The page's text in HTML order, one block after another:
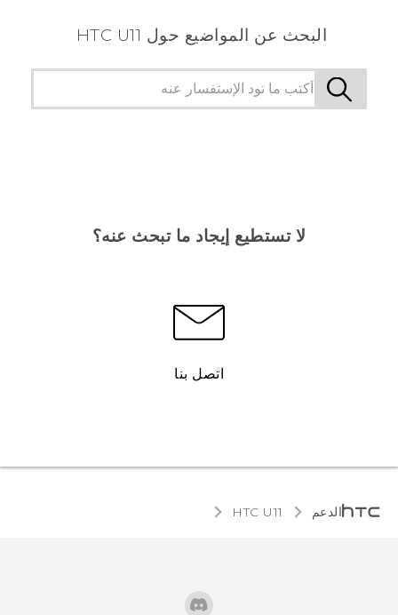
البحث عن المواضيع حول HTC U11
لا تستطيع إيجاد ما تبحث عنه؟
اتصل بنا
الدعم HTC U11‎